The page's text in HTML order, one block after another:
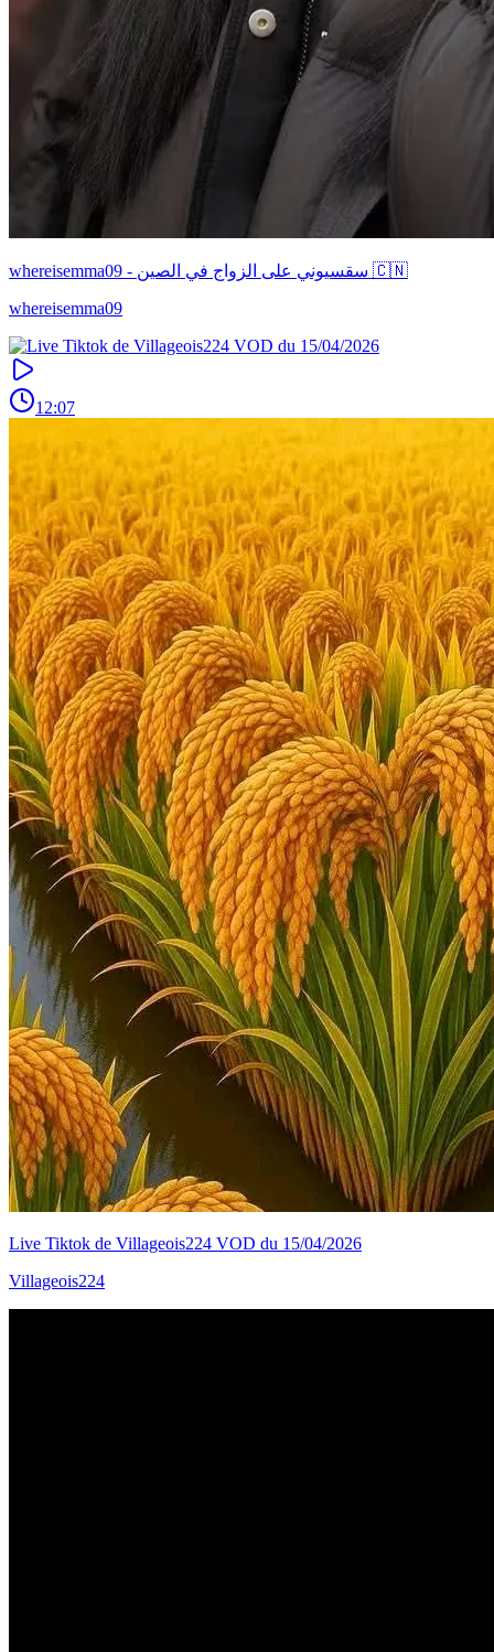
whereisemma09 - سقسيوني على الزواج في الصين 🇨🇳
whereisemma09
12:07
Live Tiktok de Villageois224 VOD du 15/04/2026
Villageois224